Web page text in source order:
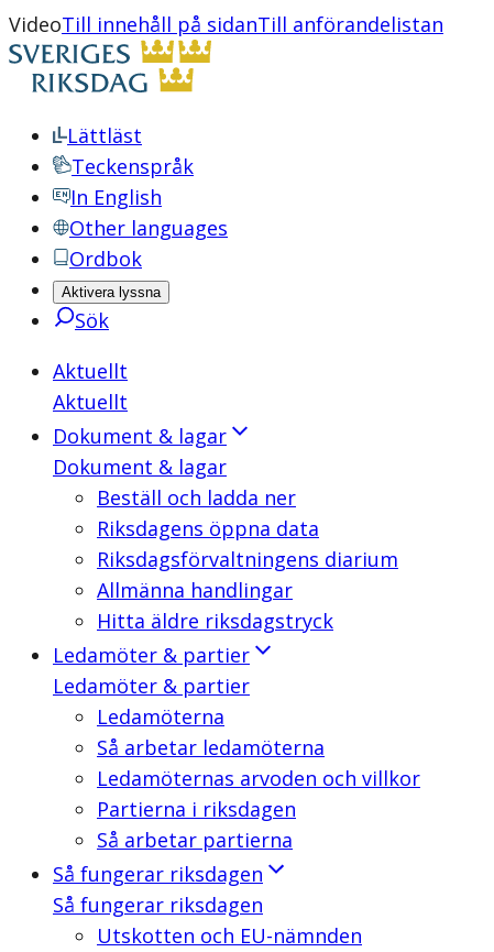
VideoTill innehåll på sidanTill anförandelistan
Lättläst
Teckenspråk
In English
Other languages
Ordbok
Aktivera lyssna
Sök
Aktuellt
Aktuellt
Dokument & lagar
Dokument & lagar
Beställ och ladda ner
Riksdagens öppna data
Riksdagsförvaltningens diarium
Allmänna handlingar
Hitta äldre riksdagstryck
Ledamöter & partier
Ledamöter & partier
Ledamöterna
Så arbetar ledamöterna
Ledamöternas arvoden och villkor
Partierna i riksdagen
Så arbetar partierna
Så fungerar riksdagen
Så fungerar riksdagen
Utskotten och EU-nämnden